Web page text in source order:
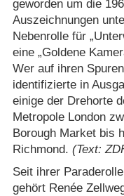
geworden um die
Auszeichnungen
Nebenrolle für
eine „Goldene
Wer auf ihren
identifizierte in
einige der Drehorte
Metropole London
Borough Market bis
Richmond. (Text:
Seit ihrer
gehört Renée